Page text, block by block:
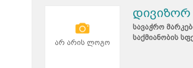
არ არის ლოგო
დივიზორ
სავაჭრო
საქმიანობის